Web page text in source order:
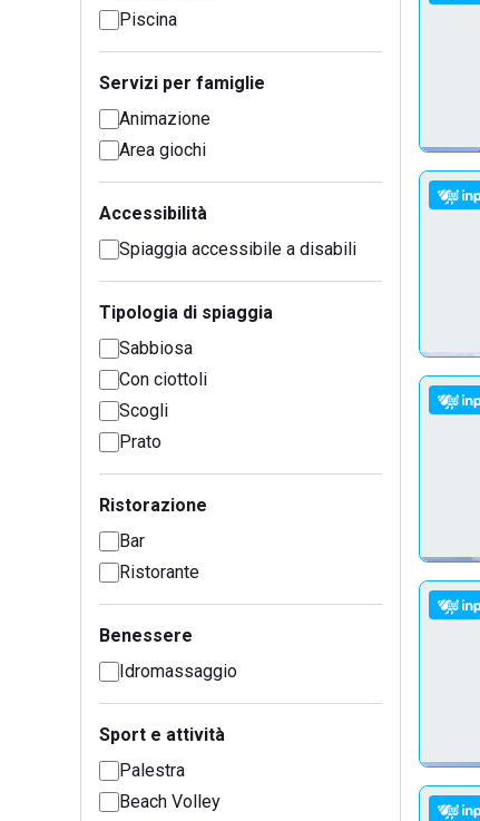
Piscina
Servizi per famiglie
Animazione
Area giochi
Accessibilità
Spiaggia accessibile a disabili
Tipologia di spiaggia
Sabbiosa
Con ciottoli
Scogli
Prato
Ristorazione
Bar
Ristorante
Benessere
Idromassaggio
Sport e attività
Palestra
Beach Volley